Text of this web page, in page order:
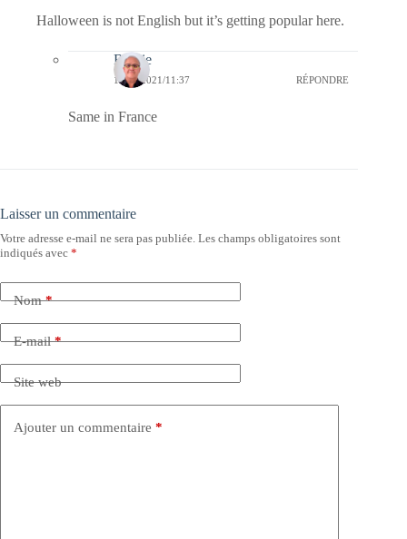
Halloween is not English but it’s getting popular here.
Bernie
16/10/2021/11:37 RÉPONDRE
Same in France
Laisser un commentaire
Votre adresse e-mail ne sera pas publiée. Les champs obligatoires sont
indiqués avec *
Nom*
E-mail*
Site web
Ajouter un commentaire *